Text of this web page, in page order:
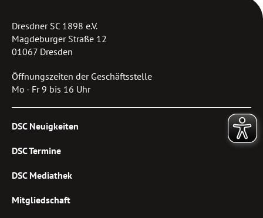
Dresdner SC 1898 e.V.
Magdeburger Straße 12
01067 Dresden
Öffnungszeiten der Geschäftsstelle
Mo - Fr 9 bis 16 Uhr
DSC Neuigkeiten
DSC Termine
DSC Mediathek
Mitgliedschaft